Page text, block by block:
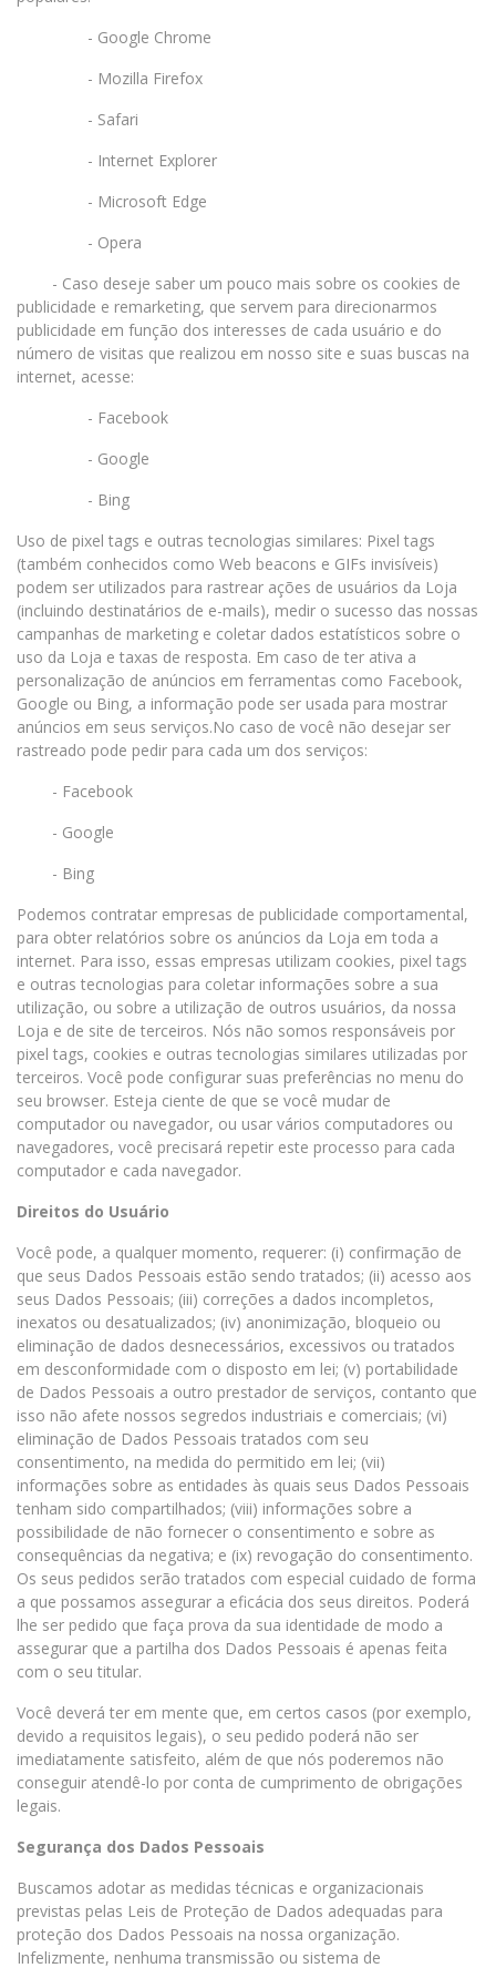
- Google Chrome
- Mozilla Firefox
- Safari
- Internet Explorer
- Microsoft Edge
- Opera
- Caso deseje saber um pouco mais sobre os cookies de
publicidade e remarketing, que servem para direcionarmos
publicidade em função dos interesses de cada usuário e do
número de visitas que realizou em nosso site e suas buscas na
internet, acesse:
- Facebook
- Google
- Bing
Uso de pixel tags e outras tecnologias similares: Pixel tags
(também conhecidos como Web beacons e GIFs invisíveis)
podem ser utilizados para rastrear ações de usuários da Loja
(incluindo destinatários de e-mails), medir o sucesso das nossas
campanhas de marketing e coletar dados estatísticos sobre o
uso da Loja e taxas de resposta. Em caso de ter ativa a
personalização de anúncios em ferramentas como Facebook,
Google ou Bing, a informação pode ser usada para mostrar
anúncios em seus serviços.No caso de você não desejar ser
rastreado pode pedir para cada um dos serviços:
- Facebook
- Google
- Bing
Podemos contratar empresas de publicidade comportamental,
para obter relatórios sobre os anúncios da Loja em toda a
internet. Para isso, essas empresas utilizam cookies, pixel tags
e outras tecnologias para coletar informações sobre a sua
utilização, ou sobre a utilização de outros usuários, da nossa
Loja e de site de terceiros. Nós não somos responsáveis por
pixel tags, cookies e outras tecnologias similares utilizadas por
terceiros. Você pode configurar suas preferências no menu do
seu browser. Esteja ciente de que se você mudar de
computador ou navegador, ou usar vários computadores ou
navegadores, você precisará repetir este processo para cada
computador e cada navegador.
Direitos do Usuário
Você pode, a qualquer momento, requerer: (i) confirmação de
que seus Dados Pessoais estão sendo tratados; (ii) acesso aos
seus Dados Pessoais; (iii) correções a dados incompletos,
inexatos ou desatualizados; (iv) anonimização, bloqueio ou
eliminação de dados desnecessários, excessivos ou tratados
em desconformidade com o disposto em lei; (v) portabilidade
de Dados Pessoais a outro prestador de serviços, contanto que
isso não afete nossos segredos industriais e comerciais; (vi)
eliminação de Dados Pessoais tratados com seu
consentimento, na medida do permitido em lei; (vii)
informações sobre as entidades às quais seus Dados Pessoais
tenham sido compartilhados; (viii) informações sobre a
possibilidade de não fornecer o consentimento e sobre as
consequências da negativa; e (ix) revogação do consentimento.
Os seus pedidos serão tratados com especial cuidado de forma
a que possamos assegurar a eficácia dos seus direitos. Poderá
lhe ser pedido que faça prova da sua identidade de modo a
assegurar que a partilha dos Dados Pessoais é apenas feita
com o seu titular.
Você deverá ter em mente que, em certos casos (por exemplo,
devido a requisitos legais), o seu pedido poderá não ser
imediatamente satisfeito, além de que nós poderemos não
conseguir atendê-lo por conta de cumprimento de obrigações
legais.
Segurança dos Dados Pessoais
Buscamos adotar as medidas técnicas e organizacionais
previstas pelas Leis de Proteção de Dados adequadas para
proteção dos Dados Pessoais na nossa organização.
Infelizmente, nenhuma transmissão ou sistema de